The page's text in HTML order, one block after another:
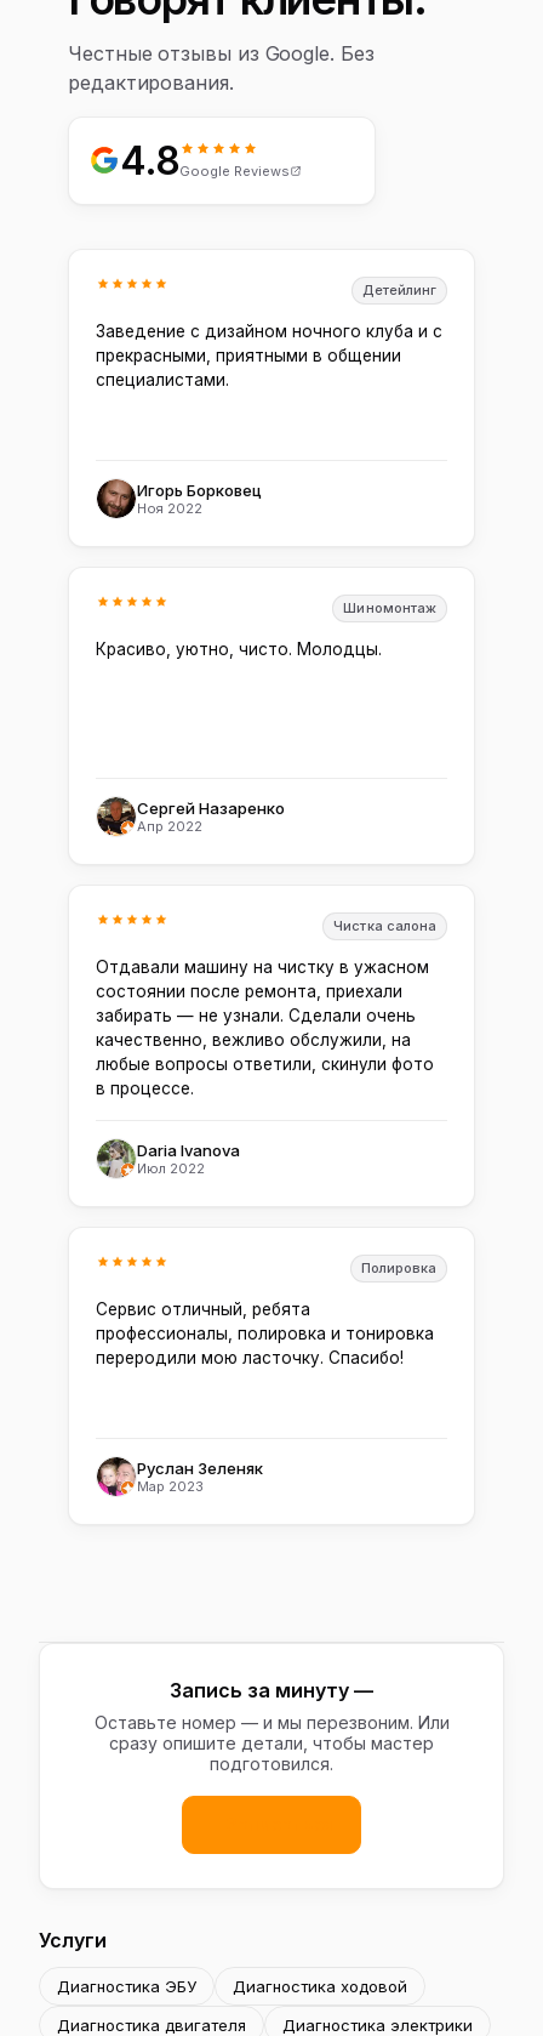
Честные отзывы из Google. Без
редактирования.
4.8Google Reviews
Детейлинг
Заведение с дизайном ночного клуба и с
прекрасными, приятными в общении
специалистами.
Игорь Борковец
Ноя 2022
Шиномонтаж
Красиво, уютно, чисто. Молодцы.
Сергей Назаренко
Апр 2022
Чистка салона
Отдавали машину на чистку в ужасном
состоянии после ремонта, приехали
забирать — не узнали. Сделали очень
качественно, вежливо обслужили, на
любые вопросы ответили, скинули фото
в процессе.
Daria Ivanova
Июл 2022
Полировка
Сервис отличный, ребята
профессионалы, полировка и тонировка
переродили мою ласточку. Спасибо!
Руслан Зеленяк
Мар 2023
Запись за минуту —
Оставьте номер — и мы перезвоним. Или
сразу опишите детали, чтобы мастер
подготовился.
Услуги
Диагностика ЭБУ
Диагностика ходовой
Диагностика двигателя
Диагностика электрики